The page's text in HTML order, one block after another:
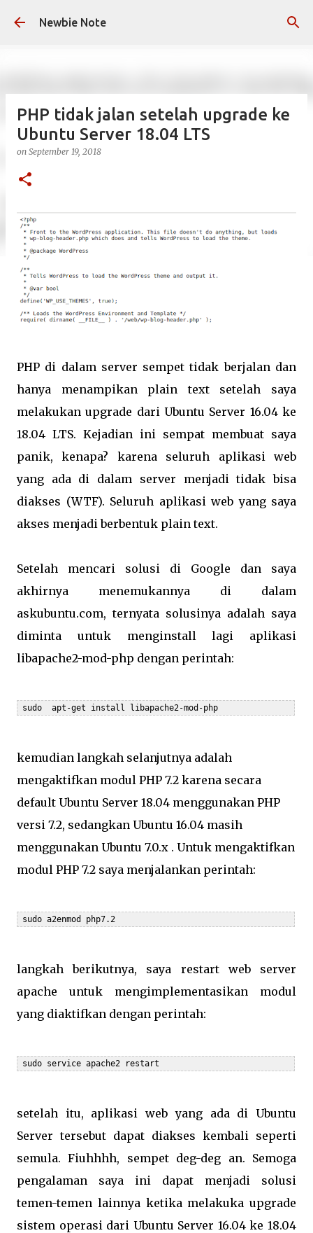
Skip to main content
Newbie Note
PHP tidak jalan setelah upgrade ke
Ubuntu Server 18.04 LTS
on September 19, 2018
PHP di dalam server sempet tidak berjalan dan
hanya menampikan plain text setelah saya
melakukan upgrade dari Ubuntu Server 16.04 ke
18.04 LTS. Kejadian ini sempat membuat saya
panik, kenapa? karena seluruh aplikasi web
yang ada di dalam server menjadi tidak bisa
diakses (WTF). Seluruh aplikasi web yang saya
akses menjadi berbentuk plain text.
Setelah mencari solusi di Google dan saya
akhirnya menemukannya di dalam
askubuntu.com, ternyata solusinya adalah saya
diminta untuk menginstall lagi aplikasi
libapache2-mod-php dengan perintah:
kemudian langkah selanjutnya adalah
mengaktifkan modul PHP 7.2 karena secara
default Ubuntu Server 18.04 menggunakan PHP
versi 7.2, sedangkan Ubuntu 16.04 masih
menggunakan Ubuntu 7.0.x . Untuk mengaktifkan
modul PHP 7.2 saya menjalankan perintah:
langkah berikutnya, saya restart web server
apache untuk mengimplementasikan modul
yang diaktifkan dengan perintah:
setelah itu, aplikasi web yang ada di Ubuntu
Server tersebut dapat diakses kembali seperti
semula. Fiuhhhh, sempet deg-deg an. Semoga
pengalaman saya ini dapat menjadi solusi
temen-temen lainnya ketika melakuka upgrade
sistem operasi dari Ubuntu Server 16.04 ke 18.04